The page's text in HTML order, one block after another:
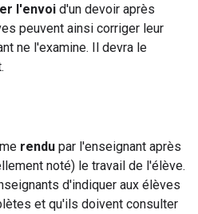
l'envoi d'un devoir après
peuvent ainsi corriger leur
ne l'examine. Il devra le
rendu par l'enseignant après
noté) le travail de l'élève.
d'indiquer aux élèves
et qu'ils doivent consulter